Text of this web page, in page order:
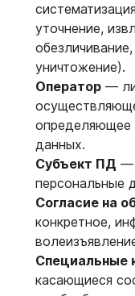
уточнение,
уничтожение).
Оператор —
определяющее
данных.
Субъект ПД —
персональные
Согласие на
конкретное,
Специальные
касающиеся